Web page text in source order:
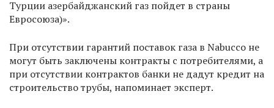
Турции азербайджанский газ пойдет в страны
Евросоюза)».
При отсутствии гарантий поставок газа в Nabucco не
могут быть заключены контракты с потребителями, а
при отсутствии контрактов банки не дадут кредит на
строительство трубы, напоминает эксперт.